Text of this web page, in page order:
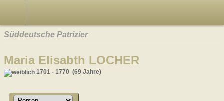
Süddeutsche Patrizier
Maria Elisabth LOCHER
1701 - 1770 (69 Jahre)